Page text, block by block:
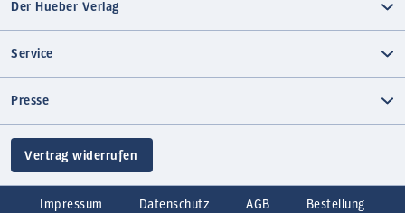
Der Hueber Verlag
Service
Presse
Vertrag widerrufen
Impressum Datenschutz AGB Bestellung